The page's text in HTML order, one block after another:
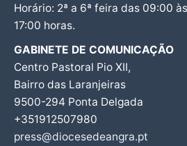
Horário: 2ª a 6ª feira das 09:00
17:00 horas.
GABINETE DE COMUNICAÇÃO
Centro Pastoral Pio XII,
Bairro das Laranjeiras
9500-294 Ponta Delgada
+351912507980
press@diocesedeangra.pt